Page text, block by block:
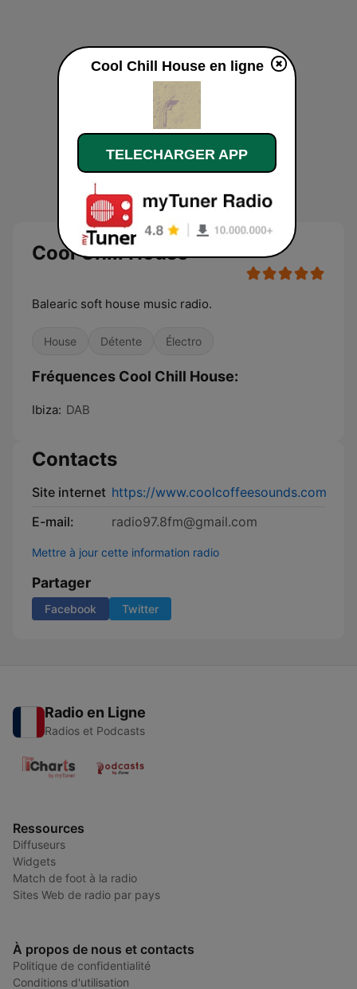
Cool Chill House
Balearic soft house music radio.
House Détente Électro
Fréquences Cool Chill House:
Ibiza: DAB
Contacts
Site internet https://www.coolcoffeesounds.com
E-mail:
radio97.8fm@gmail.com
Mettre à jour cette information radio
Partager
Facebook Twitter
Radio en Ligne
Radios et Podcasts
Ressources
Diffuseurs
Widgets
Match de foot à la radio
Sites Web de radio par pays
À propos de nous et contacts
Politique de confidentialité
Conditions d'utilisation
Cool Chill House en ligne
TELECHARGER APP